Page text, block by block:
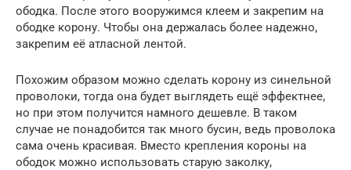
ободка. После этого вооружимся клеем и закрепим на
ободке корону. Чтобы она держалась более надежно,
закрепим её атласной лентой.
Похожим образом можно сделать корону из синельной
проволоки, тогда она будет выглядеть ещё эффектнее,
но при этом получится намного дешевле. В таком
случае не понадобится так много бусин, ведь проволока
сама очень красивая. Вместо крепления короны на
ободок можно использовать старую заколку,